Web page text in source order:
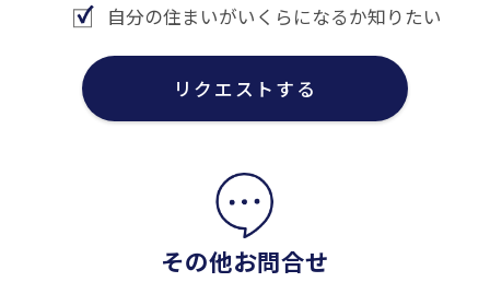
自分の住まいがいくらになるか知りたい
リクエストする
その他お問合せ